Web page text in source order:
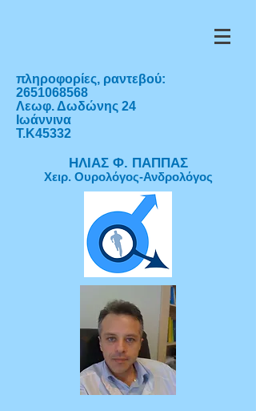
πληροφορίες, ραντεβού:
2651068568
Λεωφ. Δωδώνης 24
Ιωάννινα
Τ.Κ45332
ΗΛΙΑΣ Φ. ΠΑΠΠΑΣ
Χειρ. Ουρολόγος-Ανδρολόγος